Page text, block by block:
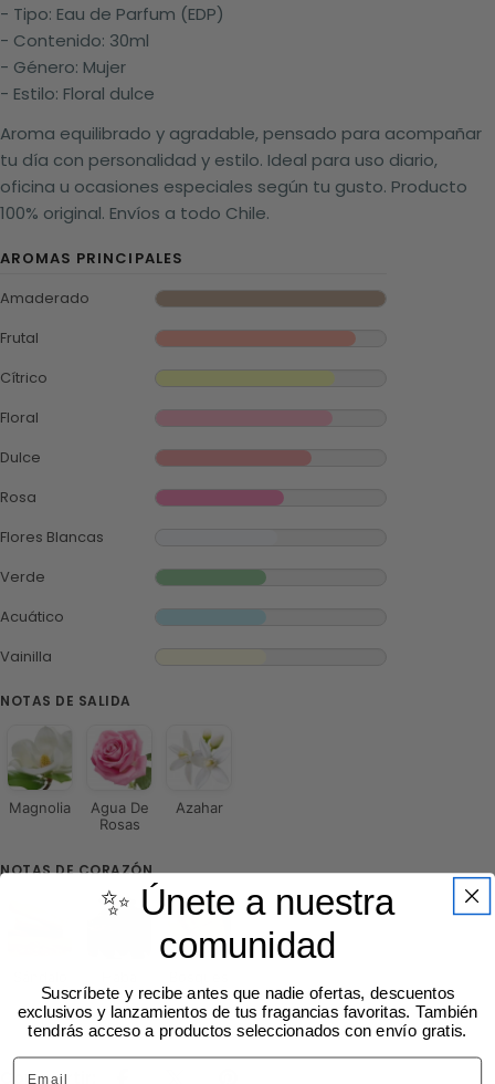
- Tipo: Eau de Parfum (EDP)
- Contenido: 30ml
- Género: Mujer
- Estilo: Floral dulce
Aroma equilibrado y agradable, pensado para acompañar
tu día con personalidad y estilo. Ideal para uso diario,
oficina u ocasiones especiales según tu gusto. Producto
100% original. Envíos a todo Chile.
AROMAS PRINCIPALES
Amaderado
Frutal
Cítrico
Floral
Dulce
Rosa
Flores Blancas
Verde
Acuático
Vainilla
NOTAS DE SALIDA
Magnolia
Agua De
Rosas
Azahar
NOTAS DE CORAZÓN
Tonka
Blancos
Compartir:
✨ Únete a nuestra
comunidad
Suscríbete y recibe antes que nadie ofertas, descuentos
exclusivos y lanzamientos de tus fragancias favoritas. También
tendrás acceso a productos seleccionados con envío gratis.
Email